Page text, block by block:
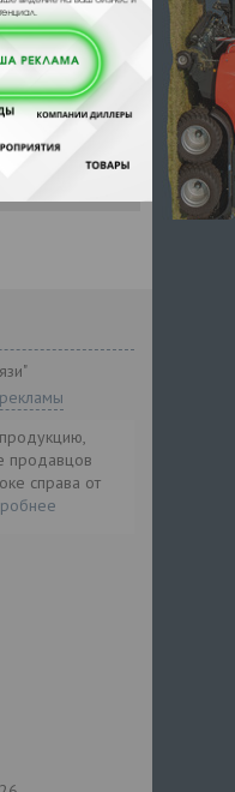
или
Войти
продавцов
справа от